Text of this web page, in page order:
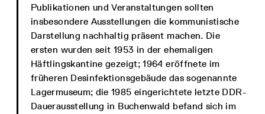
Publikationen und Veranstaltungen sollten
insbesondere Ausstellungen die kommunistische
Darstellung nachhaltig präsent machen. Die
ersten wurden seit 1953 in der ehemaligen
Häftlingskantine gezeigt; 1964 eröffnete im
früheren Desinfektionsgebäude das sogenannte
Lagermuseum; die 1985 eingerichtete letzte DDR-
Dauerausstellung in Buchenwald befand sich im